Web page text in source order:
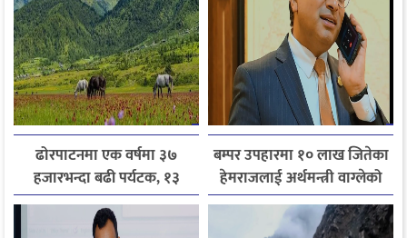
ढोरपाटनमा एक वर्षमा ३७
हजारभन्दा बढी पर्यटक, १३
हजारले बढ्यो आगमन
बम्पर उपहारमा १० लाख जितेका
हेमराजलाई अर्थमन्त्री वाग्लेको
फोन, रुपन्देहीकी सपनाले
जितिन् एक लाख